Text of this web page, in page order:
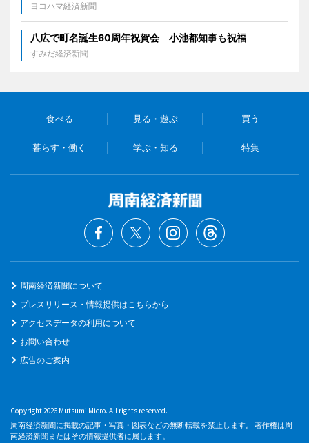
ヨコハマ経済新聞
八広で町名誕生60周年祝賀会 小池都知事も祝福
すみだ経済新聞
食べる 見る・遊ぶ 買う
暮らす・働く 学ぶ・知る 特集
周南経済新聞について
プレスリリース・情報提供はこちらから
アクセスデータの利用について
お問い合わせ
広告のご案内
Copyright 2026 Mutsumi Micro. All rights reserved.
周南経済新聞に掲載の記事・写真・図表などの無断転載を禁止します。 著作権は周
南経済新聞またはその情報提供者に属します。